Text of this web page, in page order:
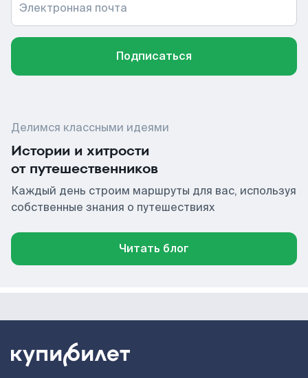
Электронная почта
Подписаться
Делимся классными идеями
Истории и хитрости
от путешественников
Каждый день строим маршруты для вас, используя
собственные знания о путешествиях
Читать блог